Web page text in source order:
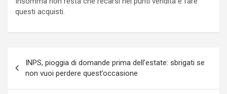
questi acquisti.
articoli
INPS, pioggia di domande prima dell’estate: sbrigati se
non vuoi perdere quest’occasione